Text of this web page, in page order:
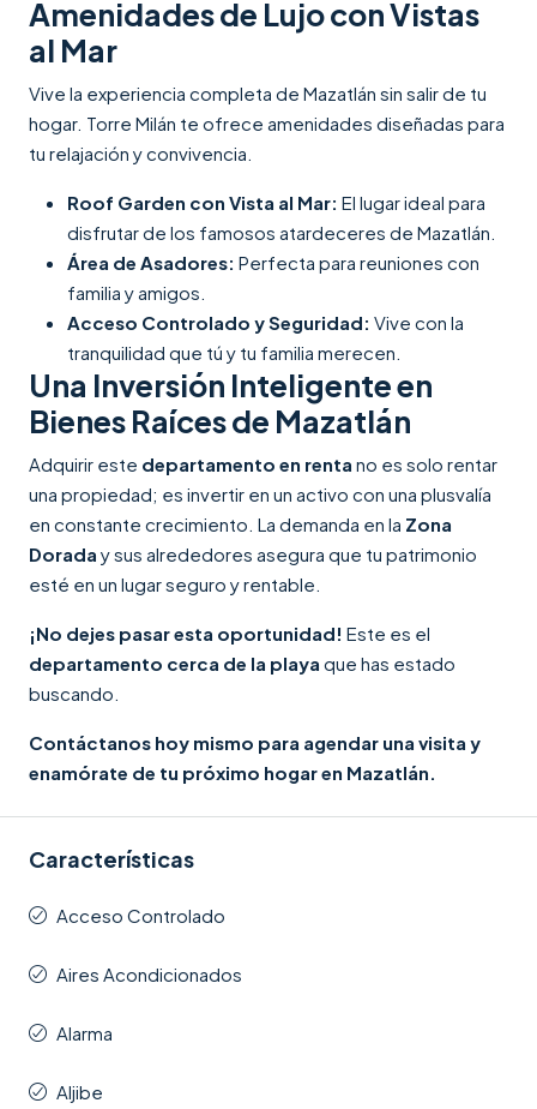
Amenidades de Lujo con Vistas
al Mar
Vive la experiencia completa de Mazatlán sin salir de tu
hogar. Torre Milán te ofrece amenidades diseñadas para
tu relajación y convivencia.
Roof Garden con Vista al Mar: El lugar ideal para
disfrutar de los famosos atardeceres de Mazatlán.
Área de Asadores: Perfecta para reuniones con
familia y amigos.
Acceso Controlado y Seguridad: Vive con la
tranquilidad que tú y tu familia merecen.
Una Inversión Inteligente en
Bienes Raíces de Mazatlán
Adquirir este departamento en renta no es solo rentar
una propiedad; es invertir en un activo con una plusvalía
en constante crecimiento. La demanda en la Zona
Dorada y sus alrededores asegura que tu patrimonio
esté en un lugar seguro y rentable.
¡No dejes pasar esta oportunidad! Este es el
departamento cerca de la playa que has estado
buscando.
Contáctanos hoy mismo para agendar una visita y
enamórate de tu próximo hogar en Mazatlán.
Características
Acceso Controlado
Aires Acondicionados
Alarma
Aljibe